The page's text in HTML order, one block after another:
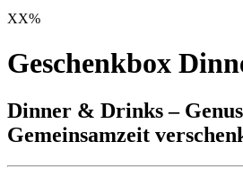
XX%
Geschenkbox
Dinner & Drinks –
Gemeinsamzeit